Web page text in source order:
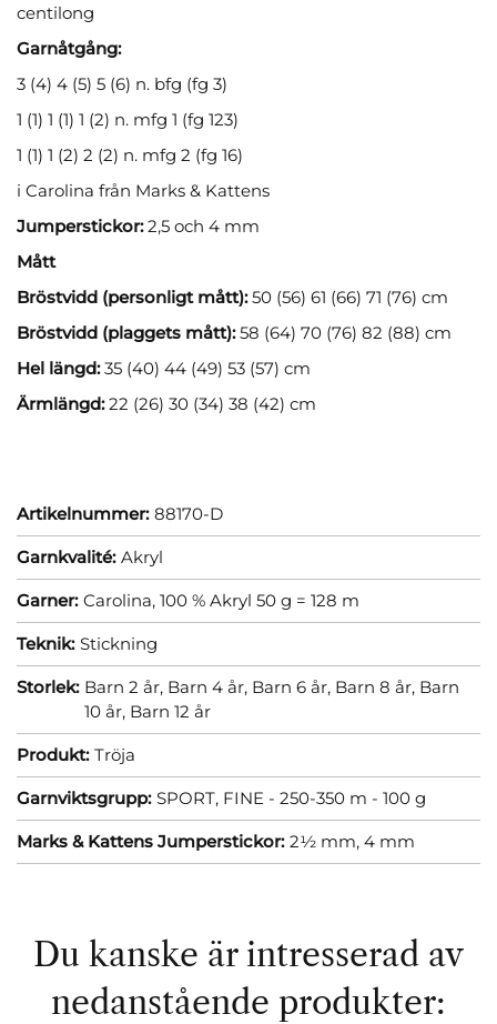
centilong
Garnåtgång:
3 (4) 4 (5) 5 (6) n. bfg (fg 3)
1 (1) 1 (1) 1 (2) n. mfg 1 (fg 123)
1 (1) 1 (2) 2 (2) n. mfg 2 (fg 16)
i Carolina från Marks & Kattens
Jumperstickor:2,5 och 4 mm
Mått
Bröstvidd (personligt mått):50 (56) 61 (66) 71 (76) cm
Bröstvidd (plaggets mått):58 (64) 70 (76) 82 (88) cm
Hel längd:35 (40) 44 (49) 53 (57) cm
Ärmlängd:22 (26) 30 (34) 38 (42) cm
Artikelnummer: 88170-D
Garnkvalité: Akryl
Garner: Carolina, 100 % Akryl 50 g = 128 m
Teknik: Stickning
Storlek: Barn 2 år, Barn 4 år, Barn 6 år, Barn 8 år, Barn
10 år, Barn 12 år
Produkt: Tröja
Garnviktsgrupp: SPORT, FINE - 250-350 m - 100 g
Marks & Kattens Jumperstickor: 2½ mm, 4 mm
Du kanske är intresserad av
nedanstående produkter: